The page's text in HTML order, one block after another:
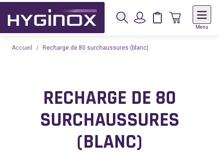
RechercherPanier Panier
Menu
Accueil / Recharge de 80 surchaussures (blanc)
RECHARGE DE 80
SURCHAUSSURES
(BLANC)